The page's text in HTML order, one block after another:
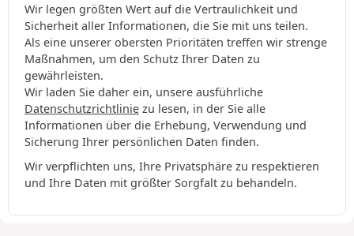
Wir legen größten Wert auf die Vertraulichkeit und
Sicherheit aller Informationen, die Sie mit uns teilen.
Als eine unserer obersten Prioritäten treffen wir strenge
Maßnahmen, um den Schutz Ihrer Daten zu
gewährleisten.
Wir laden Sie daher ein, unsere ausführliche
Datenschutzrichtlinie zu lesen, in der Sie alle
Informationen über die Erhebung, Verwendung und
Sicherung Ihrer persönlichen Daten finden.
Wir verpflichten uns, Ihre Privatsphäre zu respektieren
und Ihre Daten mit größter Sorgfalt zu behandeln.